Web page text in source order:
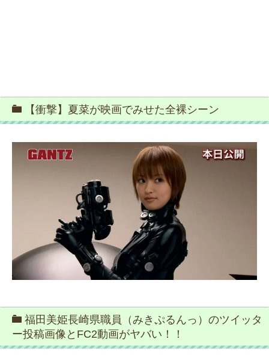
【衝撃】夏菜が映画でみせた全裸シーン
福田美姫長崎県職員（みきぷるんっ）のツイッタ
ー投稿画像とFC2動画がヤバい！！